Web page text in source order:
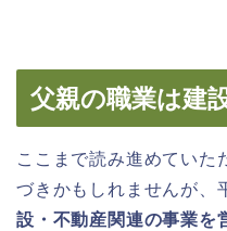
父親の職業は建
ここまで読み進めていた
づきかもしれませんが、
設・不動産関連の事業を